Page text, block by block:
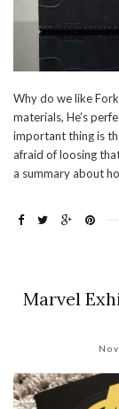
Why do we like
materials, He’s
important thing is
afraid of loosing
a summary about
Marvel